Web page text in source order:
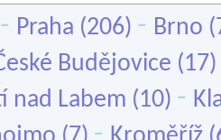
- Praha (206) - Brno
Budějovice (17)
nad Labem (10) -